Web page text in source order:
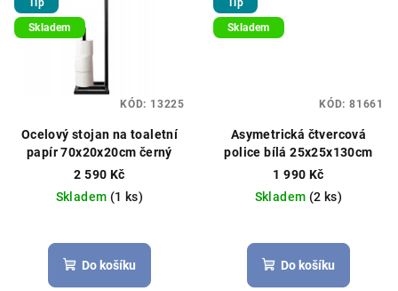
Tip
Skladem
Ocelový stojan na toaletní
papír 70x20x20cm černý
2 590 Kč
Skladem (1 ks)
Do košíku
KÓD: 13225
Tip
Skladem
Asymetrická čtvercová
police bílá 25x25x130cm
1 990 Kč
Skladem (2 ks)
Do košíku
KÓD: 81661